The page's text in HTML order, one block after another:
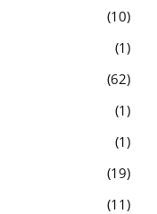
10
1
62
1
1
19
11